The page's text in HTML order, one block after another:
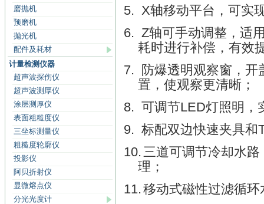
磨抛机
预磨机
抛光机
配件及耗材
计量检测仪器
超声波探伤仪
超声波测厚仪
涂层测厚仪
表面粗糙度仪
三坐标测量仪
粗糙度轮廓仪
投影仪
阿贝折射仪
显微熔点仪
分光光度计
5. X轴移动平台，可实
6. Z轴可手动调整，适
耗时进行补偿，有效
7.
防爆透明观察窗，
置，使观察更清晰；
8. 可调节LED灯照明，
9. 标配双边快速夹具和
10. 三道可调节冷却水
理；
11. 移动式磁性过滤循